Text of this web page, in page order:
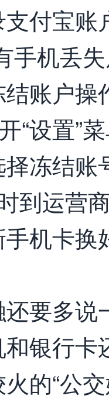
付宝账
手机丢
户操
“设置”
冻结账
运营商
机卡
多说
银行
的“公